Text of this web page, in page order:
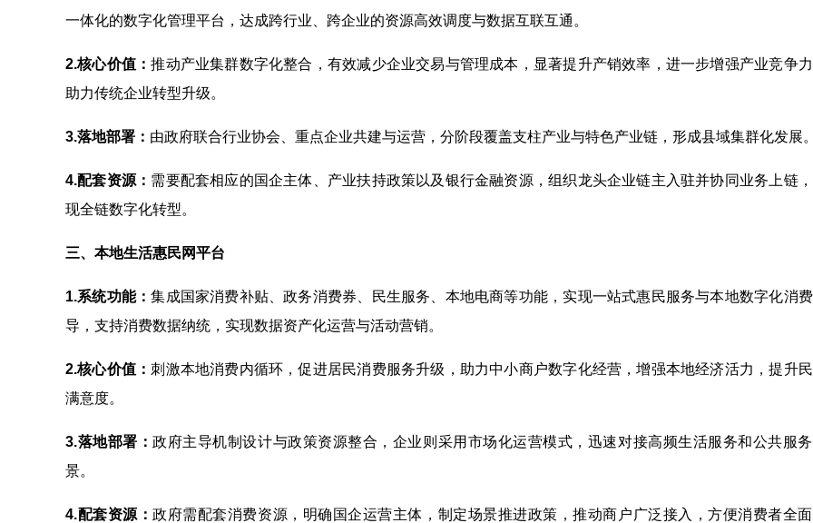
一体化的数字化管理平台，达成跨行业、跨企业的资源高效调度与数据互联互通。
2.核心价值：推动产业集群数字化整合，有效减少企业交易与管理成本，显著提升产销效率，进一步增强产业竞争
助力传统企业转型升级。
3.落地部署： 由政府联合行业协会、重点企业共建与运营，分阶段覆盖支柱产业与特色产业链，形成县域集群化发展
4.配套资源： 需要配套相应的国企主体、产业扶持政策以及银行金融资源，组织龙头企业链主入驻并协同业务上链
现全链数字化转型。
三、本地生活惠民网平台
1.系统功能：集成国家消费补贴、政务消费券、民生服务、本地电商等功能，实现一站式惠民服务与本地数字化消
导，支持消费数据纳统，实现数据资产化运营与活动营销。
2.核心价值：刺激本地消费内循环，促进居民消费服务升级，助力中小商户数字化经营，增强本地经济活力，提升
满意度。
3.落地部署：政府主导机制设计与政策资源整合，企业则采用市场化运营模式，迅速对接高频生活服务和公共服
景。
4.配套资源：政府需配套消费资源，明确国企运营主体，制定场景推进政策，推动商户广泛接入，方便消费者全